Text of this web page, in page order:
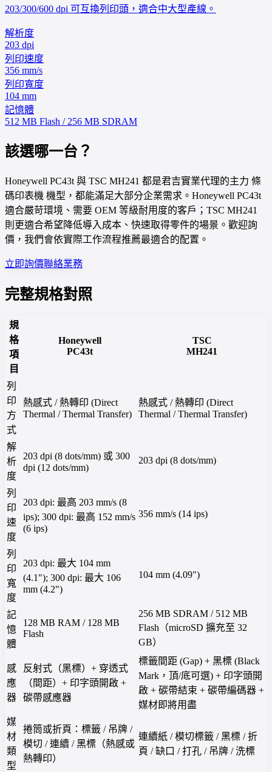
203/300/600 dpi 可互換列印頭，適合中大型產線。
解析度
203 dpi
列印速度
356 mm/s
列印寬度
104 mm
記憶體
512 MB Flash / 256 MB SDRAM
該選哪一台？
Honeywell PC43t 與 TSC MH241 都是君吉實業代理的主力 條
碼印表機 機型，都能滿足大部分企業需求。Honeywell PC43t
適合嚴苛環境、需要 OEM 等級耐用度的客戶；TSC MH241
則更適合希望降低導入成本、快速取得零件的場景。歡迎詢
價，我們會依實際工作流程推薦最適合的配置。
立即詢價聯絡業務
完整規格對照
規
格
項
目
Honeywell
PC43t
TSC
MH241
列
印
方
式
熱感式 / 熱轉印 (Direct
Thermal / Thermal Transfer)
熱感式 / 熱轉印 (Direct
Thermal / Thermal Transfer)
解
析
度
203 dpi (8 dots/mm) 或 300
dpi (12 dots/mm)
203 dpi (8 dots/mm)
列
印
速
度
203 dpi: 最高 203 mm/s (8
ips); 300 dpi: 最高 152 mm/s
(6 ips)
356 mm/s (14 ips)
列
印
寬
度
203 dpi: 最大 104 mm
(4.1"); 300 dpi: 最大 106
mm (4.2")
104 mm (4.09")
記
憶
體
128 MB RAM / 128 MB
Flash
256 MB SDRAM / 512 MB
Flash（microSD 擴充至 32
GB）
感
應
器
反射式（黑標）+ 穿透式
（間距）+ 印字頭開啟 +
碳帶感應器
標籤間距 (Gap) + 黑標 (Black
Mark，頂/底可選) + 印字頭開
啟 + 碳帶結束 + 碳帶編碼器 +
媒材即將用盡
媒
材
類
型
捲筒或折頁：標籤 / 吊牌 /
模切 / 連續 / 黑標（熱感或
熱轉印）
連續紙 / 模切標籤 / 黑標 / 折
頁 / 缺口 / 打孔 / 吊牌 / 洗標